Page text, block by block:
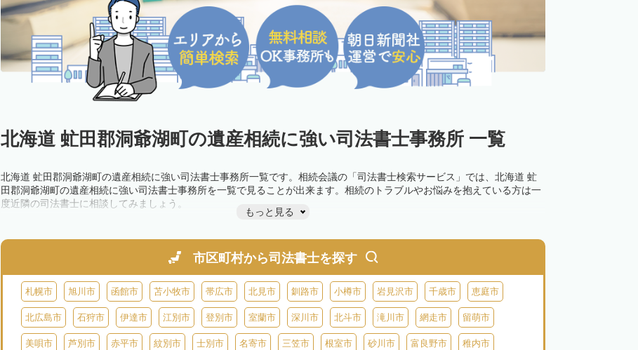
北海道 虻田郡洞爺湖町の遺産相続に強い司法書士事務所 一覧
北海道 虻田郡洞爺湖町の遺産相続に強い司法書士事務所一覧です。相続会議の「司法書士検索サービス」では、北海道 虻
田郡洞爺湖町の遺産相続に強い司法書士事務所を一覧で見ることが出来ます。相続のトラブルやお悩みを抱えている方は一
度近隣の司法書士に相談してみましょう。
もっと見る
市区町村から司法書士を探す
札幌市 旭川市 函館市 苫小牧市 帯広市 北見市 釧路市 小樽市 岩見沢市 千歳市 恵庭市
北広島市 石狩市 伊達市 江別市 登別市 室蘭市 深川市 北斗市 滝川市 網走市 留萌市
美唄市 芦別市 赤平市 紋別市 士別市 名寄市 三笠市 根室市 砂川市 富良野市 稚内市